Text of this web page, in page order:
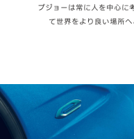
プジョーは常に人を中心に
て世界をより良い場所